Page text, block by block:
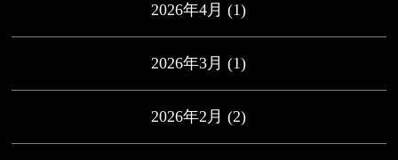
2026年4月 (1)
2026年3月 (1)
2026年2月 (2)